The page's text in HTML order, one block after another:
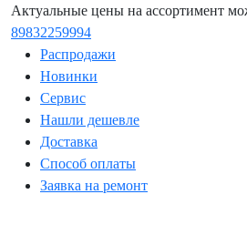
Актуальные цены на ассортимент
89832259994
Распродажи
Новинки
Сервис
Нашли дешевле
Доставка
Способ оплаты
Заявка на ремонт